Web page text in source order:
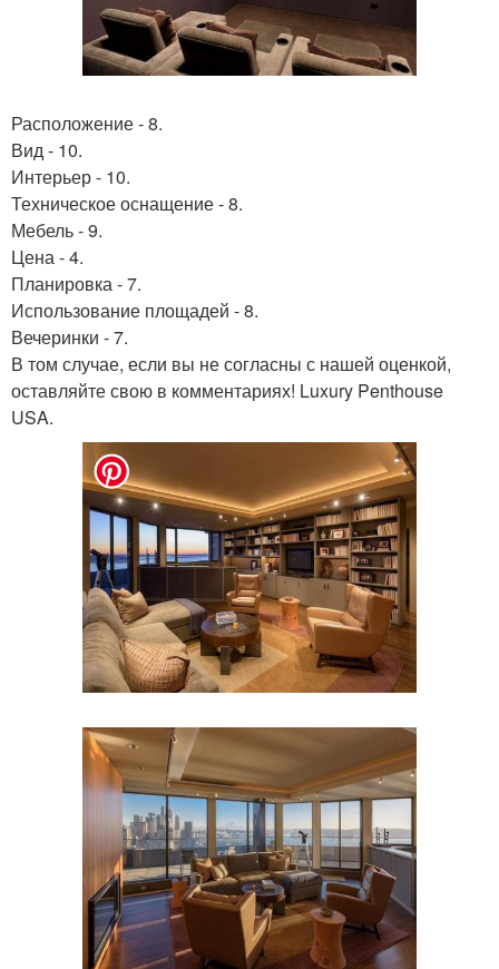
Расположение - 8.
Вид - 10.
Интерьер - 10.
Техническое оснащение - 8.
Мебель - 9.
Цена - 4.
Планировка - 7.
Использование площадей - 8.
Вечеринки - 7.
В том случае, если вы не согласны с нашей оценкой,
оставляйте свою в комментариях! Luxury Penthouse
USA.